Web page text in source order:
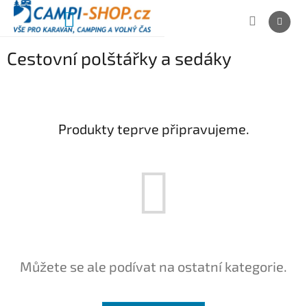
Přejít
obsah
NÁKUPNÍ
Cestovní polštářky a sedáky
Produkty teprve připravujeme.
Můžete se ale podívat na ostatní kategorie.